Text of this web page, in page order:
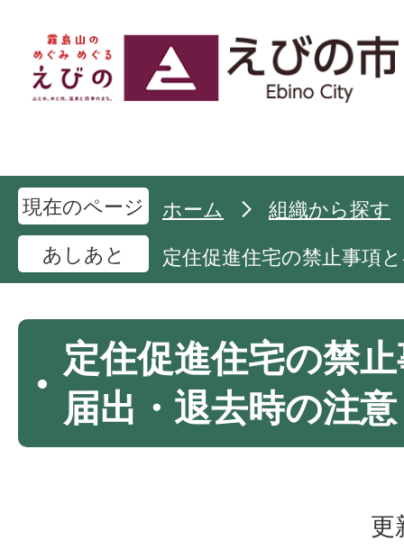
現在のページ ホーム
組織から探す
あしあと
定住促進住宅の禁止事項
定住促進住宅の禁
届出・退去時の注意
更